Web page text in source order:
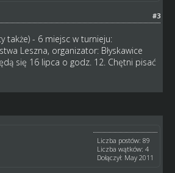
#3
także) - 6 miejsc w turnieju:
Leszna, organizator: Błyskawice
się 16 lipca o godz. 12. Chętni pisać
Liczba postów: 89
Liczba wątków: 4
Dołączył: May 2011